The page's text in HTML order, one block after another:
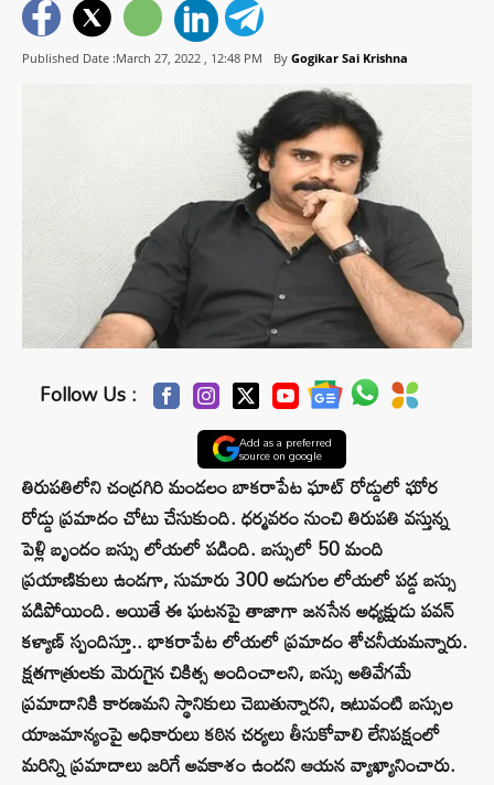
Published Date :March 27, 2022 , 12:48 PM By Gogikar Sai Krishna
Follow Us :
Add as a preferred
source on google
తిరుపతిలోని చంద్రగిరి మండలం బాకరాపేట ఘాట్ రోడ్డులో ఘోర
రోడ్డు ప్రమాదం చోటు చేసుకుంది. ధర్మవరం నుంచి తిరుపతి వస్తున్న
పెళ్లి బృందం బస్సు లోయలో పడింది. బస్సులో 50 మంది
ప్రయాణికులు ఉండగా, సుమారు 300 అడుగుల లోయలో పడ్డ బస్సు
పడిపోయింది. అయితే ఈ ఘటనపై తాజాగా జనసేన అధ్యక్షుడు పవన్
కళ్యాణ్ స్పందిస్తూ.. భాకరాపేట లోయలో ప్రమాదం శోచనీయమన్నారు.
క్షతగాత్రులకు మెరుగైన చికిత్స అందించాలని, బస్సు అతివేగమే
ప్రమాదానికి కారణమని స్థానికులు చెబుతున్నారని, ఇటువంటి బస్సుల
యాజమాన్యంపై అధికారులు కఠిన చర్యలు తీసుకోవాలి లేనిపక్షంలో
మరిన్ని ప్రమాదాలు జరిగే అవకాశం ఉందని ఆయన వ్యాఖ్యానించారు.